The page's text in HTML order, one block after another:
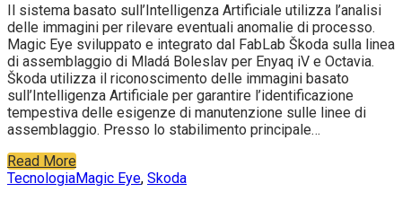
Il sistema basato sull’Intelligenza Artificiale utilizza l’analisi
delle immagini per rilevare eventuali anomalie di processo.
Magic Eye sviluppato e integrato dal FabLab Škoda sulla linea
di assemblaggio di Mladá Boleslav per Enyaq iV e Octavia.
Škoda utilizza il riconoscimento delle immagini basato
sull’Intelligenza Artificiale per garantire l’identificazione
tempestiva delle esigenze di manutenzione sulle linee di
assemblaggio. Presso lo stabilimento principale…
Read More
TecnologiaMagic Eye, Skoda